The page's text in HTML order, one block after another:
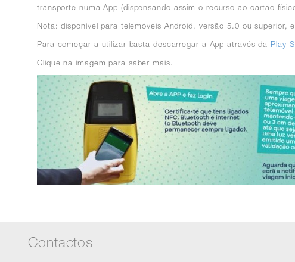
transporte numa App (dispensando assim o recurso ao cartão
Nota: disponível para telemóveis Android, versão 5.0 ou superior,
Para começar a utilizar basta descarregar a App através da Play
Clique na imagem para saber mais.
Contactos